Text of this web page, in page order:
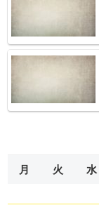
月 火 水